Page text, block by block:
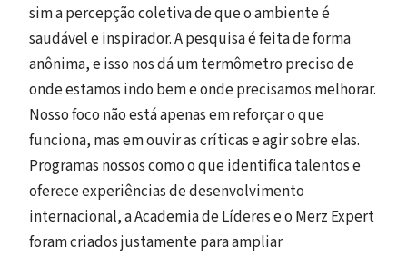
sim a percepção coletiva de que o ambiente é
saudável e inspirador. A pesquisa é feita de forma
anônima, e isso nos dá um termômetro preciso de
onde estamos indo bem e onde precisamos melhorar.
Nosso foco não está apenas em reforçar o que
funciona, mas em ouvir as críticas e agir sobre elas.
Programas nossos como o que identifica talentos e
oferece experiências de desenvolvimento
internacional, a Academia de Líderes e o Merz Expert
foram criados justamente para ampliar